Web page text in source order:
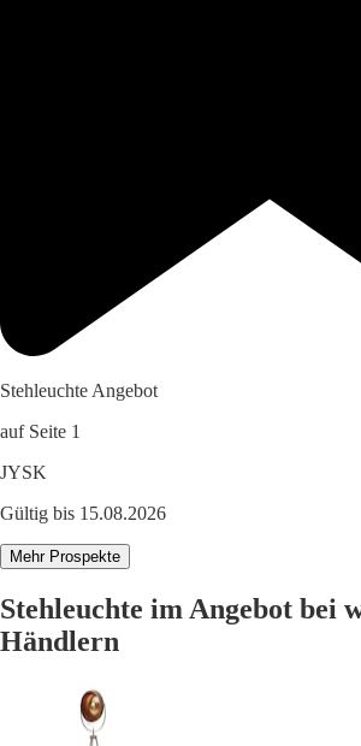
Stehleuchte Angebot
auf Seite 1
JYSK
Gültig bis 15.08.2026
Mehr Prospekte
Stehleuchte im Angebot bei
Händlern